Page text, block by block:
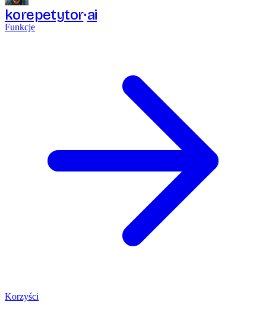
korepetytor ai
Funkcje
Korzyści